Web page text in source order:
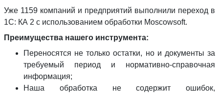
Уже 1159 компаний и предприятий выполнили переход в
1С: КА 2 с использованием обработки Moscowsoft.
Преимущества нашего инструмента:
Переносятся не только остатки, но и документы за
требуемый период и нормативно-справочная
информация;
Наша обработка не содержит ошибок,